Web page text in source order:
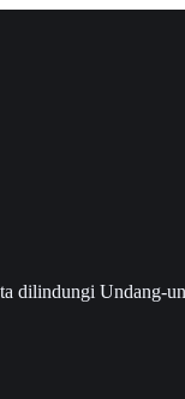
dilindungi Undang-